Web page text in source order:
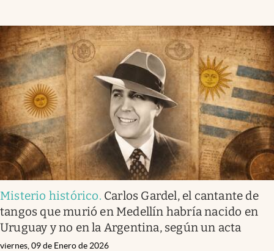
Misterio histórico. Carlos Gardel, el cantante de
tangos que murió en Medellín habría nacido en
Uruguay y no en la Argentina, según un acta
viernes, 09 de Enero de 2026